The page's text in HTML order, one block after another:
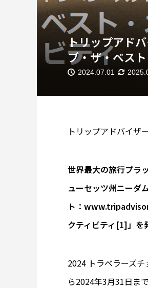
トリップアド
ブ・ザ・ベス
2024.07.01
トリップアドバイ
世界最大の旅行プラ
ューセッツ州ニーダ
ト：
クティビティ[1]」を
2024 トラベラーズ
ら2024年3月31日ま